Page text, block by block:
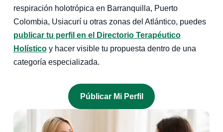
respiración holotrópica en Barranquilla, Puerto
Colombia, Usiacurí u otras zonas del Atlántico, puedes
publicar tu perfil en el Directorio Terapéutico
Holísticoy hacer visible tu propuesta dentro de una
categoría especializada.
Públicar Mi Perfil